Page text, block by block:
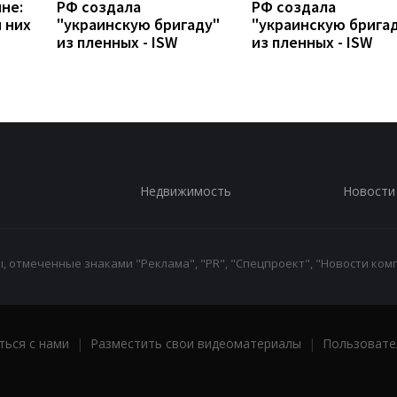
них
РФ создала
"украинскую бригаду"
из пленных - ISW
РФ создала
"украинскую
из пленных - ISW
Недвижимость Новости
отмеченные знаками "Реклама", "PR", "Спецпроект", "Новости
с нами | Разместить свои видеоматериалы |